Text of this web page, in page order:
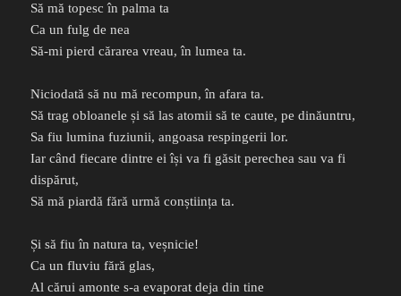
Să mă topesc în palma ta
Ca un fulg de nea
Să-mi pierd cărarea vreau, în lumea ta.
Niciodată să nu mă recompun, în afara ta.
Să trag obloanele și să las atomii să te caute, pe dinăuntru,
Sa fiu lumina fuziunii, angoasa respingerii lor.
Iar când fiecare dintre ei își va fi găsit perechea sau va fi
dispărut,
Să mă piardă fără urmă conștiința ta.
Și să fiu în natura ta, veșnicie!
Ca un fluviu fără glas,
Al cărui amonte s-a evaporat deja din tine